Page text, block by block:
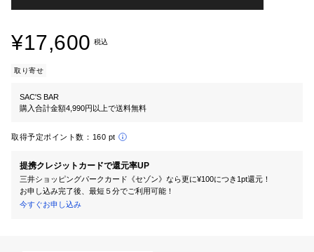
¥17,600 税込
取り寄せ
SAC'S BAR
購入合計金額4,990円以上で送料無料
取得予定ポイント数： 160 pt
提携クレジットカードで還元率UP
三井ショッピングパークカード《セゾン》なら更に¥100につき1pt還元！
お申し込み完了後、最短５分でご利用可能！
今すぐお申し込み